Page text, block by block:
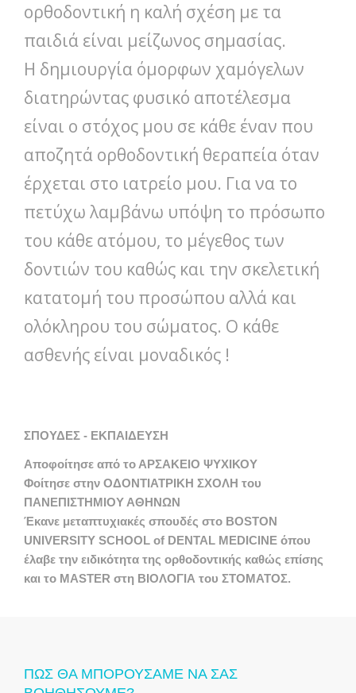
ορθοδοντική η καλή σχέση με τα
παιδιά είναι μείζωνος σημασίας.
Η δημιουργία όμορφων χαμόγελων
διατηρώντας φυσικό αποτέλεσμα
είναι ο στόχος μου σε κάθε έναν που
αποζητά ορθοδοντική θεραπεία όταν
έρχεται στο ιατρείο μου. Για να το
πετύχω λαμβάνω υπόψη το πρόσωπο
του κάθε ατόμου, το μέγεθος των
δοντιών του καθώς και την σκελετική
κατατομή του προσώπου αλλά και
ολόκληρου του σώματος. Ο κάθε
ασθενής είναι μοναδικός !
ΣΠΟΥΔΕΣ - ΕΚΠΑΙΔΕΥΣΗ
Αποφοίτησε από το ΑΡΣΑΚΕΙΟ ΨΥΧΙΚΟΥ
Φοίτησε στην ΟΔΟΝΤΙΑΤΡΙΚΗ ΣΧΟΛΗ του
ΠΑΝΕΠΙΣΤΗΜΙΟΥ ΑΘΗΝΩΝ
Έκανε μεταπτυχιακές σπουδές στο BOSTON
UNIVERSITY SCHOOL of DENTAL MEDICINE όπου
έλαβε την ειδικότητα της ορθοδοντικής καθώς επίσης
και το MASTER στη ΒΙΟΛΟΓΙΑ του ΣΤΟΜΑΤΟΣ.
ΠΩΣ ΘΑ ΜΠΟΡΟΥΣΑΜΕ ΝΑ ΣΑΣ